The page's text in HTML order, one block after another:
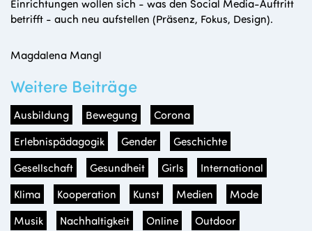
Einrichtungen wollen sich - was den Social Media-Auftritt
betrifft - auch neu aufstellen (Präsenz, Fokus, Design).
Magdalena Mangl
Weitere Beiträge
Ausbildung Bewegung
Corona
Erlebnispädagogik
Gender
Geschichte
Gesellschaft
Gesundheit Girls
International
Klima
Kooperation Kunst Medien
Mode
Musik
Nachhaltigkeit Online
Outdoor